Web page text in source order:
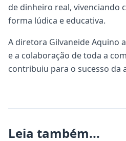
de dinheiro real, vivenciando
forma lúdica e educativa.
A diretora Gilvaneide Aquino
e a colaboração de toda a
contribuiu para o sucesso da
Leia também...